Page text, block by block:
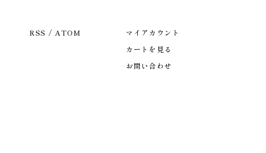
RSS / ATOM
マイアカウント
カートを見る
お問い合わせ